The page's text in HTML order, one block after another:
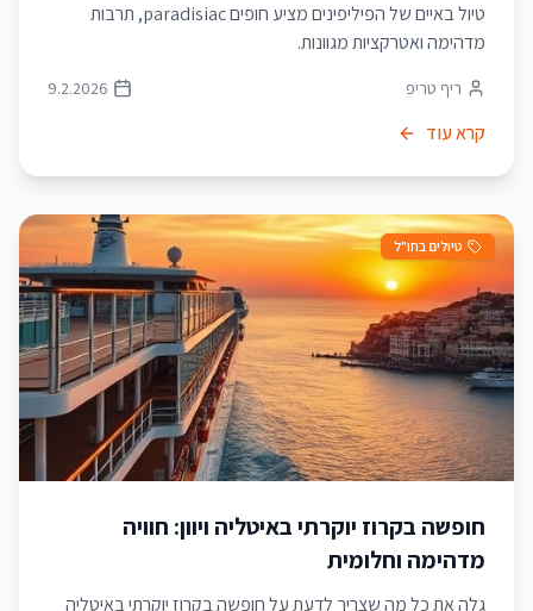
טיול באיים של הפיליפינים מציע חופים paradisiac, תרבות
מדהימה ואטרקציות מגוונות.
ריף טריפ 9.2.2026
קרא עוד
טיולים בחו"ל
חופשה בקרוז יוקרתי באיטליה ויוון: חוויה
מדהימה וחלומית
גלה את כל מה שצריך לדעת על חופשה בקרוז יוקרתי באיטליה